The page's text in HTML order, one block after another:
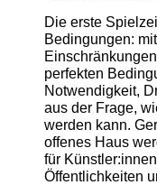
Die erste
Bedingungen:
perfekten
Notwendigkeit,
aus der Frage,
werden kann.
offenes Haus
für
Öffentlichkeiten